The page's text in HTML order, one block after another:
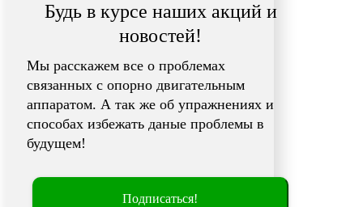
Будь в курсе наших акций и
новостей!
Мы расскажем все о проблемах
связанных с опорно двигательным
аппаратом. А так же об упражнениях и
способах избежать даные проблемы в
будущем!
Подписаться!